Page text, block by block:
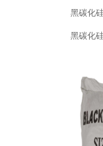
黑碳化
黑碳化